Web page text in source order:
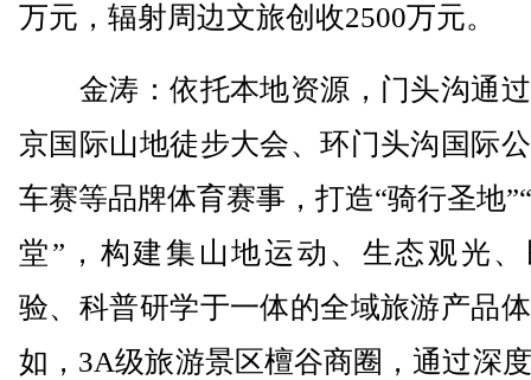
万元，辐射周边文旅创收2500万元。
金涛：依托本地资源，门头沟通
京国际山地徒步大会、环门头沟国际
车赛等品牌体育赛事，打造“骑行圣地
堂”，构建集山地运动、生态观光
验、科普研学于一体的全域旅游产品
如，3A级旅游景区檀谷商圈，通过深